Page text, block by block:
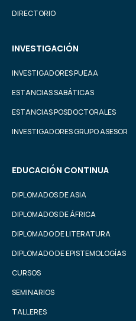
DIRECTORIO
INVESTIGACIÓN
INVESTIGADORES PUEAA
ESTANCIAS SABÁTICAS
ESTANCIAS POSDOCTORALES
INVESTIGADORES GRUPO ASESOR
EDUCACIÓN CONTINUA
DIPLOMADOS DE ASIA
DIPLOMADOS DE ÁFRICA
DIPLOMADO DE LITERATURA
DIPLOMADO DE EPISTEMOLOGÍAS
CURSOS
SEMINARIOS
TALLERES